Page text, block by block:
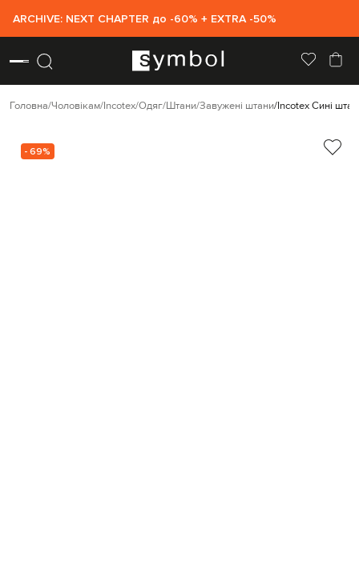
ARCHIVE: NEXT CHAPTER до -60% + EXTRA -50%
Головна Чоловікам Incotex Одяг Штани Завужені штани Incotex Сині
- 69%